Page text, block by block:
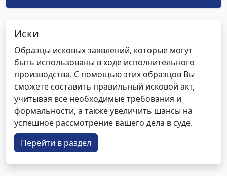
Иски
Образцы исковых заявлений, которые могут
быть использованы в ходе исполнительного
производства. С помощью этих образцов Вы
сможете составить правильный исковой акт,
учитывая все необходимые требования и
формальности, а также увеличить шансы на
успешное рассмотрение вашего дела в суде.
Перейти в раздел